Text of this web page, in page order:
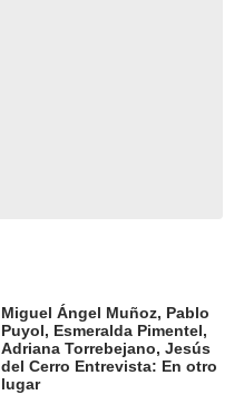
Miguel Ángel Muñoz, Pablo
Puyol, Esmeralda Pimentel,
Adriana Torrebejano, Jesús
del Cerro Entrevista: En otro
lugar